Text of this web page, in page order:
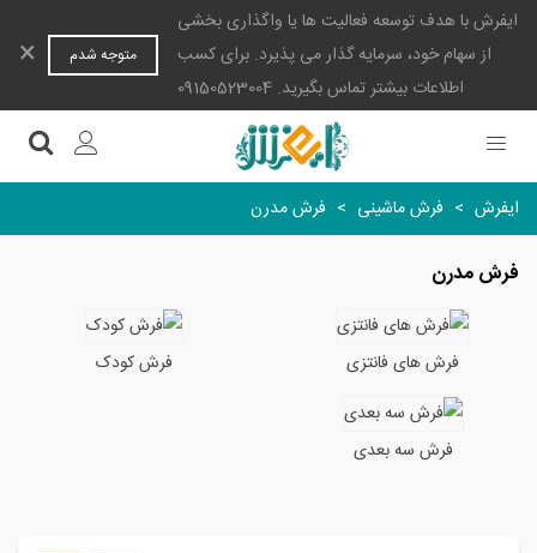
ایفرش با هدف توسعه فعالیت ها یا واگذاری بخشی
از سهام خود، سرمایه گذار می پذیرد. برای کسب
اطلاعات بیشتر تماس بگیرید. 09150523004
متوجه شدم ×
ایفرش > فرش ماشینی > فرش مدرن
فرش مدرن
فرش های فانتزی فرش کودک
فرش سه بعدی